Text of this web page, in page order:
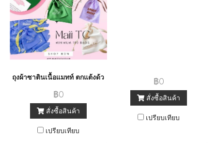
ถุงผ้าซาตินเนื้อแมทท์ ตกแต้งด้วยหูรูดริบบิ้นสวยงาม
฿0
สั่งซื้อสินค้า
เปรียบเทียบ
฿0
สั่งซื้อสินค้า
เปรียบเทียบ